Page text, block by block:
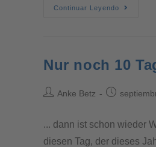
Continuar Leyendo
Nur noch 10
Anke Betz
... dann ist schon wieder
diesen Tag, der dieses